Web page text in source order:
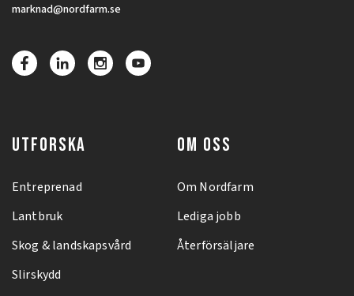
marknad@nordfarm.se
UTFORSKA
Entreprenad
Lantbruk
Skog & landskapsvård
Slirskydd
OM OSS
Om Nordfarm
Lediga jobb
Återförsäljare